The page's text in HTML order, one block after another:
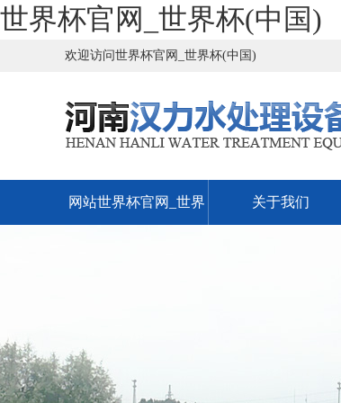
世界杯官网_世界杯(中国)
欢迎访问世界杯官网_世界杯(中国)
网站世界杯官网_世界 关于我们